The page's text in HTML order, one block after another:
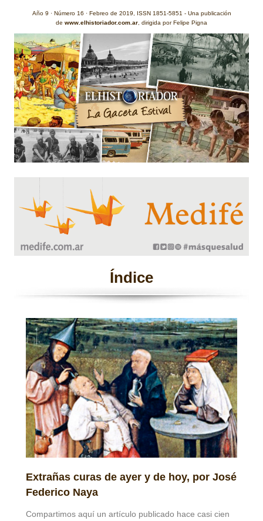
Año 9 · Número 16 · Febreo de 2019, ISSN 1851-5851 - Una publicación
de www.elhistoriador.com.ar , dirigida por Felipe Pigna
Índice​
Extrañas curas de ayer y de hoy, por José
Federico Naya
Compartimos aquí un artículo publicado hace casi cien